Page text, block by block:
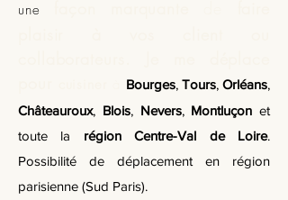
une
Bourges, Tours,Orléans,
Châteauroux, Blois, Nevers, Montluçon et
toute la région Centre-Val de Loire.
Possibilité de déplacement en région
parisienne (Sud Paris).